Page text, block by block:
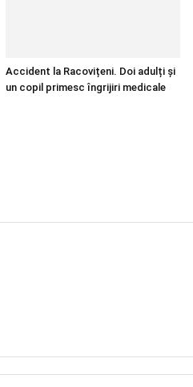
Accident la Racovițeni. Doi adulți și
un copil primesc îngrijiri medicale